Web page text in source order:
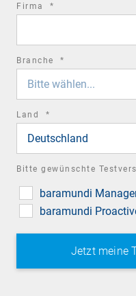
Firma *
Branche *
Bitte wählen...
Land *
Deutschland
Bitte gewünschte
baramundi
baramundi